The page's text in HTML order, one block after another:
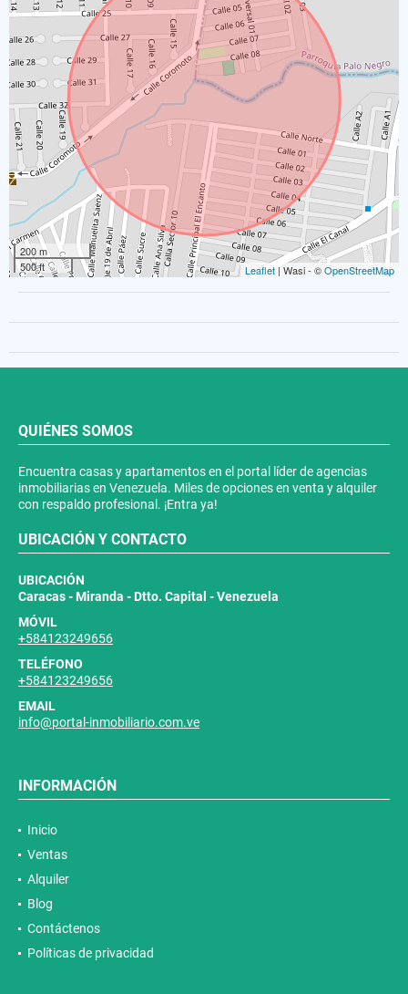
200 m
500 ft
Leaflet | Wasi - ©OpenStreetMap
QUIÉNES SOMOS
Encuentra casas y apartamentos en el portal líder de agencias
inmobiliarias en Venezuela. Miles de opciones en venta y alquiler
con respaldo profesional. ¡Entra ya!
UBICACIÓN Y CONTACTO
UBICACIÓN
Caracas - Miranda - Dtto. Capital - Venezuela
MÓVIL
+584123249656
TELÉFONO
+584123249656
EMAIL
info@portal-inmobiliario.com.ve
INFORMACIÓN
Inicio
Ventas
Alquiler
Blog
Contáctenos
Políticas de privacidad